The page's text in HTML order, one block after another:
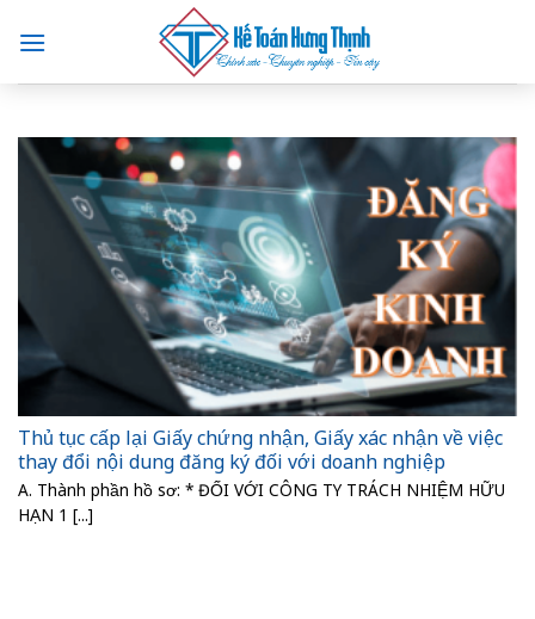
content
Thủ tục cấp lại Giấy chứng nhận, Giấy xác nhận về việc
thay đổi nội dung đăng ký đối với doanh nghiệp
A. Thành phần hồ sơ: * ĐỐI VỚI CÔNG TY TRÁCH NHIỆM HỮU
HẠN 1 [...]